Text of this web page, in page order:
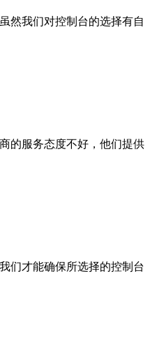
然我们对控制台的选择有自
的服务态度不好，他们提供
们才能确保所选择的控制台